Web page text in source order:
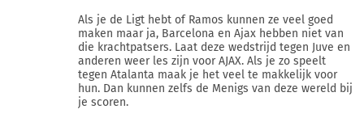
Als je de Ligt hebt of Ramos kunnen ze veel goed
maken maar ja, Barcelona en Ajax hebben niet van
die krachtpatsers. Laat deze wedstrijd tegen Juve en
anderen weer les zijn voor AJAX. Als je zo speelt
tegen Atalanta maak je het veel te makkelijk voor
hun. Dan kunnen zelfs de Menigs van deze wereld bij
je scoren.